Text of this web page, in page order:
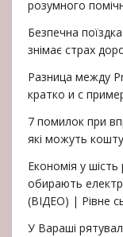
розумного
Безпечна
знімає страх
Разница между
кратко и с
7 помилок при
які можуть
Економія у шість
обирають
(ВІДЕО) | Рівне
У Вараші